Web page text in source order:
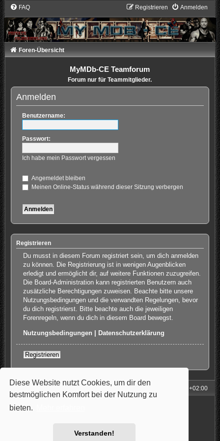
Diese Website nutzt Cookies, um dir den
bestmöglichen Komfort bei der Nutzung zu
bieten.
Verstanden!
FAQ Anmelden
Registrieren
Foren-Übersicht
MyMDb-CE Teamforum
Forum nur für Teammitglieder.
Anmelden
Benutzername:
Passwort:
Ich habe mein Passwort vergessen
Angemeldet bleiben
Meinen Online-Status während dieser Sitzung verbergen
Registrieren
Du musst in diesem Forum registriert sein, um dich anmelden
zu können. Die Registrierung ist in wenigen Augenblicken
erledigt und ermöglicht dir, auf weitere Funktionen zuzugreifen.
Die Board-Administration kann registrierten Benutzern auch
zusätzliche Berechtigungen zuweisen. Beachte bitte unsere
Nutzungsbedingungen und die verwandten Regelungen, bevor
du dich registrierst. Bitte beachte auch die jeweiligen
Forenregeln, wenn du dich in diesem Board bewegst.
Nutzungsbedingungen Datenschutzerklärung
Registrieren
UTC+02:00
Powered by
Style: Carbon by Joyce&Luna